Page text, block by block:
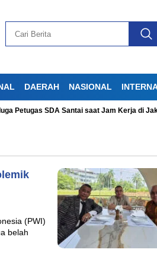
DAERAH NASIONAL
SDA Santai saat Jam Kerja di Jakpus,
(PWI)
belah